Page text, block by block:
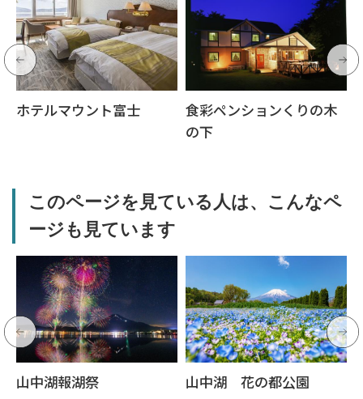
ホテルマウント富士
食彩ペンションくりの木
の下
このページを見ている人は、こんなペ
ージも見ています
山中湖報湖祭 山中湖 花の都公園